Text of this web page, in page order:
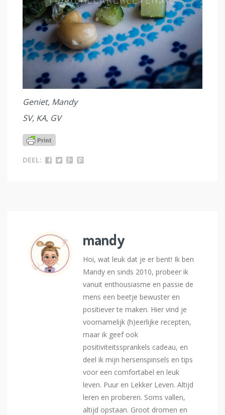
Geniet, Mandy
SV, KA, GV
DEEL:
mandy
Hoi, wat leuk dat je er bent! Ik ben
Mandy en sinds 2010, probeer ik
vanuit enthousiasme en passie de
mens een beetje bewuster en
positiever te maken. Hier vind je
voornamelijk (h)eerlijke recepten,
maar ik geef ook
positiviteitssprankels cadeau, en
deel ik mijn hersenspinsels en tips
voor een comfortabel en leuk
leven. Puur en Lekker Leven. Altijd
leren en proberen. Soms vallen,
altijd opstaan. Groot dromen en